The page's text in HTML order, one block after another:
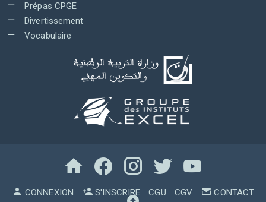
Prépas CPGE
Divertissement
Vocabulaire
CONNEXION S'INSCRIRE CGU CGV CONTACT